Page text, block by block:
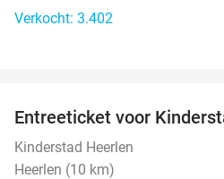
Verkocht: 3.402
Entreeticket voor
Kinderstad Heerlen
Heerlen (10 km)